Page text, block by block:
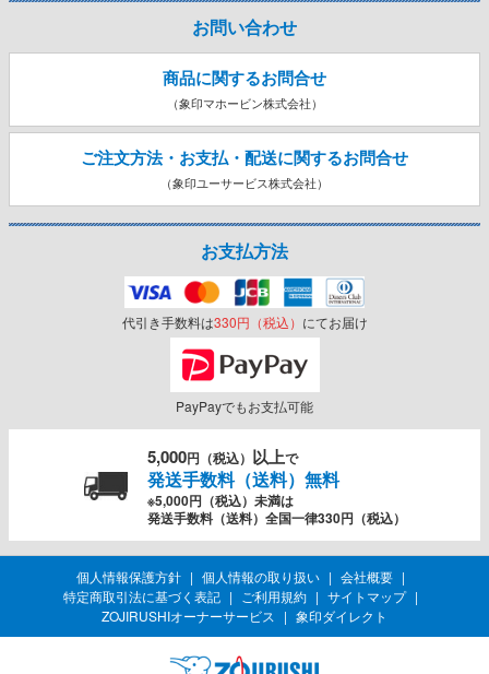
お問い合わせ
商品に関するお問合せ
（象印マホービン株式会社）
ご注文方法・お支払・配送に関するお問合せ
（象印ユーサービス株式会社）
お支払方法
代引き手数料は330円（税込） にてお届け
PayPayでもお支払可能
5,000円（税込） 以上で
発送手数料（送料）無料
※5,000円（税込）未満は
発送手数料（送料）全国一律330円（税込）
個人情報保護方針 個人情報の取り扱い
会社概要
特定商取引法に基づく表記
ご利用規約
サイトマップ
ZOJIRUSHIオーナーサービス
象印ダイレクト